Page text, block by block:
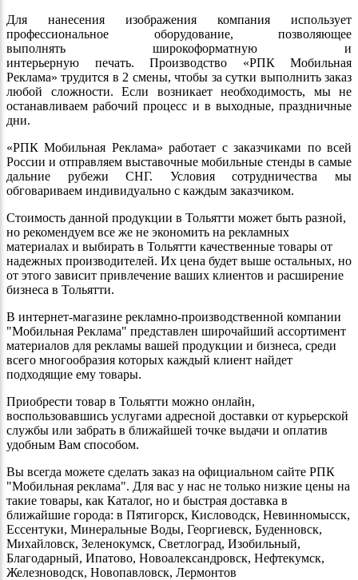
Для нанесения изображения компания использует
профессиональное оборудование, позволяющее
выполнять широкоформатную и
интерьерную печать. Производство «РПК Мобильная
Реклама» трудится в 2 смены, чтобы за сутки выполнить заказ
любой сложности. Если возникает необходимость, мы не
останавливаем рабочий процесс и в выходные, праздничные
дни.
«РПК Мобильная Реклама» работает с заказчиками по всей
России и отправляем выставочные мобильные стенды в самые
дальние рубежи СНГ. Условия сотрудничества мы
обговариваем индивидуально с каждым заказчиком.
Стоимость данной продукции в Тольятти может быть разной,
но рекомендуем все же не экономить на рекламных
материалах и выбирать в Тольятти качественные товары от
надежных производителей. Их цена будет выше остальных, но
от этого зависит привлечение ваших клиентов и расширение
бизнеса в Тольятти.
В интернет-магазине рекламно-производственной компании
"Мобильная Реклама" представлен широчайший ассортимент
материалов для рекламы вашей продукции и бизнеса, среди
всего многообразия которых каждый клиент найдет
подходящие ему товары.
Приобрести товар в Тольятти можно онлайн,
воспользовавшись услугами адресной доставки от курьерской
службы или забрать в ближайшей точке выдачи и оплатив
удобным Вам способом.
Вы всегда можете сделать заказ на официальном сайте РПК
"Мобильная реклама". Для вас у нас не только низкие цены на
такие товары, как Каталог, но и быстрая доставка в
ближайшие города: в Пятигорск, Кисловодск, Невинномысск,
Ессентуки, Минеральные Воды, Георгиевск, Буденновск,
Михайловск, Зеленокумск, Светлоград, Изобильный,
Благодарный, Ипатово, Новоалександровск, Нефтекумск,
Железноводск, Новопавловск, Лермонтов